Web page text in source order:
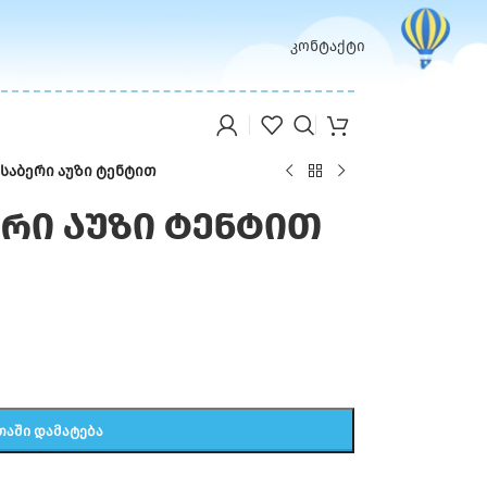
კონტაქტი
აუზი ტენტით
აუზი ტენტით
ᲓᲐᲛᲐᲢᲔᲑᲐ